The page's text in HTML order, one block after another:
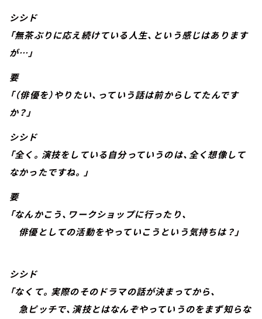
シシド
「無茶ぶりに応え続けている人生、という感じはあります
が…」
要
「（俳優を）やりたい、っていう話は前からしてたんです
か？」
シシド
「全く。演技をしている自分っていうのは、全く想像して
なかったですね。」
要
「なんかこう、ワークショップに行ったり、
俳優としての活動をやっていこうという気持ちは？」
シシド
「なくて。実際のそのドラマの話が決まってから、
急ピッチで、演技とはなんぞやっていうのをまず知らな